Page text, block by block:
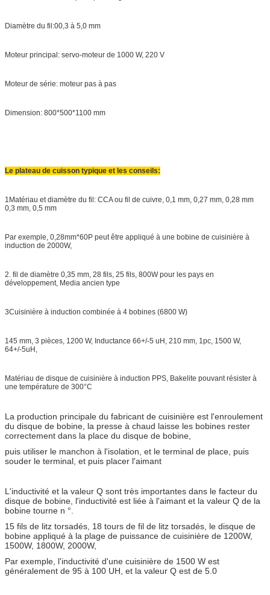
Diamètre du fil:00,3 à 5,0 mm
Moteur principal: servo-moteur de 1000 W, 220 V
Moteur de série: moteur pas à pas
Dimension: 800*500*1100 mm
Le plateau de cuisson typique et les conseils:
1Matériau et diamètre du fil: CCA ou fil de cuivre, 0,1 mm, 0,27 mm, 0,28 mm
0,3 mm, 0,5 mm
Par exemple, 0,28mm*60P peut être appliqué à une bobine de cuisinière à
induction de 2000W,
2. fil de diamètre 0,35 mm, 28 fils, 25 fils, 800W pour les pays en
développement, Media ancien type
3Cuisinière à induction combinée à 4 bobines (6800 W)
145 mm, 3 pièces, 1200 W, Inductance 66+/-5 uH, 210 mm, 1pc, 1500 W,
64+/-5uH,
Matériau de disque de cuisinière à induction PPS, Bakelite pouvant résister à
une température de 300°C
La production principale du fabricant de cuisinière est l'enroulement
du disque de bobine, la presse à chaud laisse les bobines rester
correctement dans la place du disque de bobine,
puis utiliser le manchon à l'isolation, et le terminal de place, puis
souder le terminal, et puis placer l'aimant
L'inductivité et la valeur Q sont très importantes dans le facteur du
disque de bobine, l'inductivité est liée à l'aimant et la valeur Q de la
bobine tourne n °.
15 fils de litz torsadés, 18 tours de fil de litz torsadés, le disque de
bobine appliqué à la plage de puissance de cuisinière de 1200W,
1500W, 1800W, 2000W,
Par exemple, l'inductivité d'une cuisinière de 1500 W est
généralement de 95 à 100 UH, et la valeur Q est de 5.0